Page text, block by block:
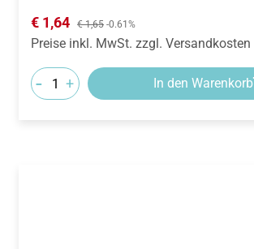
Verkaufspreis:
€ 1,64 Regulärer Preis:
€ 1,65 -0.61%
Preise inkl. MwSt. zzgl. Versandkosten
- + In den Warenkorb